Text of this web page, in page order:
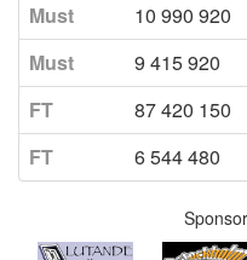
Must
10 990 920
Must 9 415 920
FT
87 420 150
FT 6 544 480